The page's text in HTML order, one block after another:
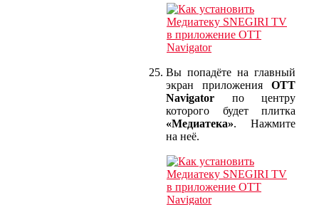
Вы попадёте на главный
экран приложения OTT
Navigator по центру
которого будет плитка
«Медиатека». Нажмите
на неё.